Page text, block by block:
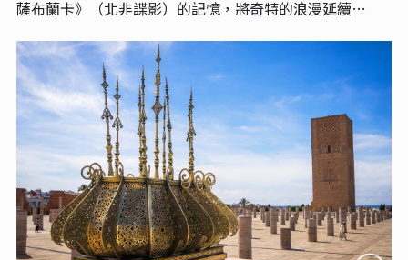
薩布蘭卡》（北非諜影）的記憶，將奇特的浪漫延續…